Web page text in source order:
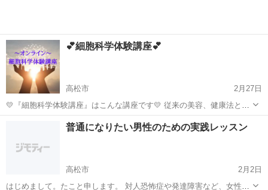
💕細胞科学体験講座💕
高松市
2月27日
💛『細胞科学体験講座』はこんな講座です💛 従来の美容、健康法と
は、大きく異なる “細胞科学の世界”をご体験いただけます。 ===== 残
念なことに、 巷には科学的論拠のない製品や 誤った健康法、美容法が
高松市 生活知識
普通になりたい男性のための実践レッスン
高松市
2月2日
はじめまして。たこと申します。 対人恐怖症や発達障害など、女性と